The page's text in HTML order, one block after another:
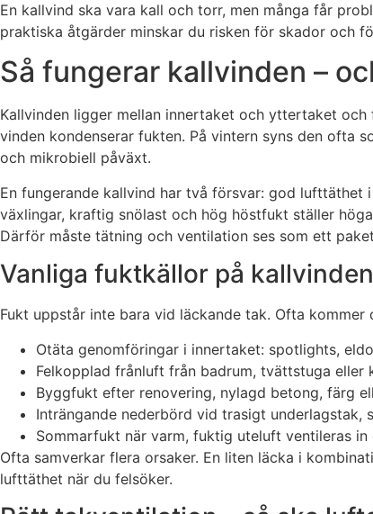
En kallvind ska vara kall och torr, men många får
praktiska åtgärder minskar du risken för skador och
Så fungerar kallvinden –
Kallvinden ligger mellan innertaket och yttertaket
vinden kondenserar fukten. På vintern syns den ofta
och mikrobiell påväxt.
En fungerande kallvind har två försvar: god
växlingar, kraftig snölast och hög höstfukt ställer
Därför måste tätning och ventilation ses som ett
Vanliga fuktkällor på kallvinden
Fukt uppstår inte bara vid läckande tak. Ofta
Otäta genomföringar i innertaket: spotlights,
Felkopplad frånluft från badrum, tvättstuga eller
Byggfukt efter renovering, nylagd betong, färg
Inträngande nederbörd vid trasigt underlagstak,
Sommarfukt när varm, fuktig uteluft ventileras
Ofta samverkar flera orsaker. En liten läcka i
lufttäthet när du felsöker.